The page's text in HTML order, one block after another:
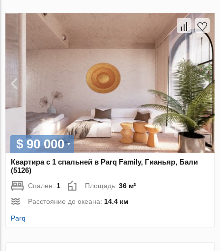
$ 90 000
Квартира с 1 спальней в Parq Family, Гианьяр, Бали
(5126)
Спален: 1 Площадь:36 м²
Расстояние до океана: 14.4 км
Parq